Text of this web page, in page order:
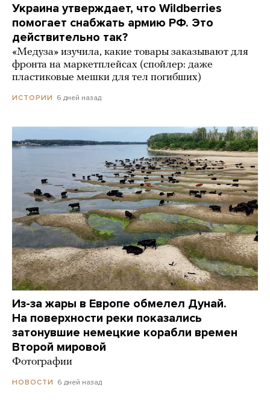
Украина утверждает, что Wildberries
помогает снабжать армию РФ. Это
действительно так?
«Медуза» изучила, какие товары заказывают для
фронта на маркетплейсах (спойлер: даже
пластиковые мешки для тел погибших)
ИСТОРИИ 6 дней назад
Из-за жары в Европе обмелел Дунай.
На поверхности реки показались
затонувшие немецкие корабли времен
Второй мировой
Фотографии
НОВОСТИ 6 дней назад